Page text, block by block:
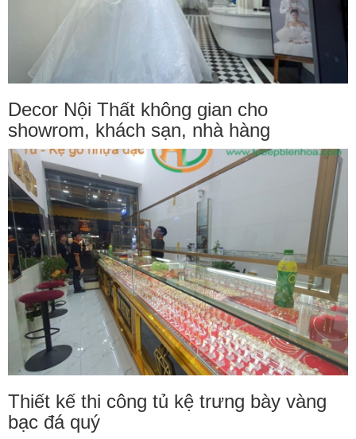
Decor Nội Thất không gian cho
showrom, khách sạn, nhà hàng
Thiết kế thi công tủ kệ trưng bày vàng
bạc đá quý